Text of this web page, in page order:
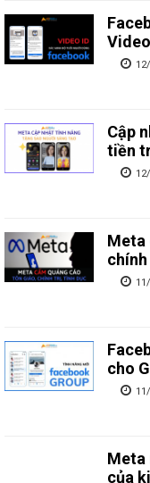
Cập
tiền
Meta
cho
Meta
của